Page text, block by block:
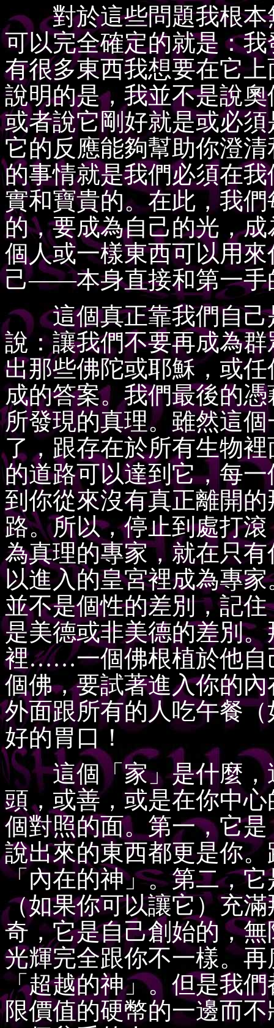
對於這些問題我根本
可以完全確定的就是：
有很多東西我想要在它
說明的是，我並不是說
或者說它剛好就是或必
它的反應能夠幫助你澄
的事情就是我們必須在
實和寶貴的。在此，我
的，要成為自己的光，
個人或一樣東西可以用
己——本身直接和第一手
這個真正靠我們自己
說：讓我們不要再成為
出那些佛陀或耶穌，或
成的答案。我們最後的
所發現的真理。雖然這
了，跟存在於所有生物
的道路可以達到它，每
到你從來沒有真正離開
路。所以，停止到處打
為真理的專家，就在只
以進入的皇宮裡成為專
並不是個性的差別，記
是美德或非美德的差別
裡……一個佛根植於他自
個佛，要試著進入你的
外面跟所有的人吃午餐
好的胃口！
這個「家」是什麼，
頭，或善，或是在你中
個對照的面。第一，它
說出來的東西都更是你
「內在的神」。第二，
（如果你可以讓它）充
奇，它是自己創始的，
光輝完全跟你不一樣。
「超越的神」。但是我
限價值的硬幣的一邊而